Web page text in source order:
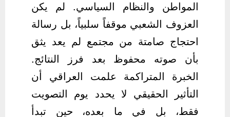
المواطن والنظام السياسي. لم يكن
العزوف الشعبي موقفاً سلبياً، بل رسالة
احتجاج صامتة من مجتمع لم يعد يثق
بأن صوته محفوظ بعد فرز النتائج.
الخبرة المتراكمة علمت العراقي أن
التأثير الحقيقي لا يحدد يوم التصويت
فقط، بل في ما بعده، حين تبدأ